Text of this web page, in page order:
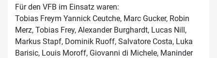
Für den VFB im Einsatz waren:
Tobias Freym Yannick Ceutche, Marc Gucker, Robin
Merz, Tobias Frey, Alexander Burghardt, Lucas Nill,
Markus Stapf, Dominik Ruoff, Salvatore Costa, Luka
Barisic, Louis Moroff, Giovanni di Michele, Maninder